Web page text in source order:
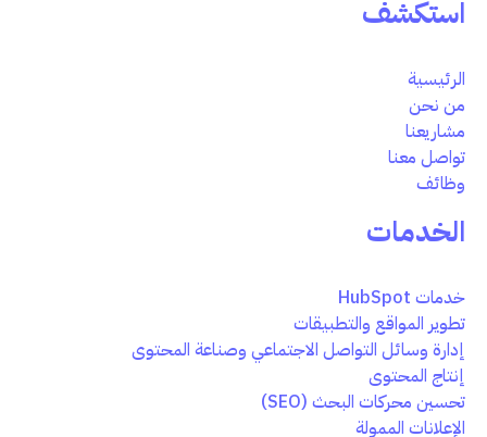
استكشف
الرئيسية
من نحن
مشاريعنا
تواصل معنا
وظائف
الخدمات
خدمات HubSpot
تطوير المواقع والتطبيقات
إدارة وسائل التواصل الاجتماعي وصناعة المحتوى
إنتاج المحتوى
تحسين محركات البحث (SEO)
الإعلانات الممولة